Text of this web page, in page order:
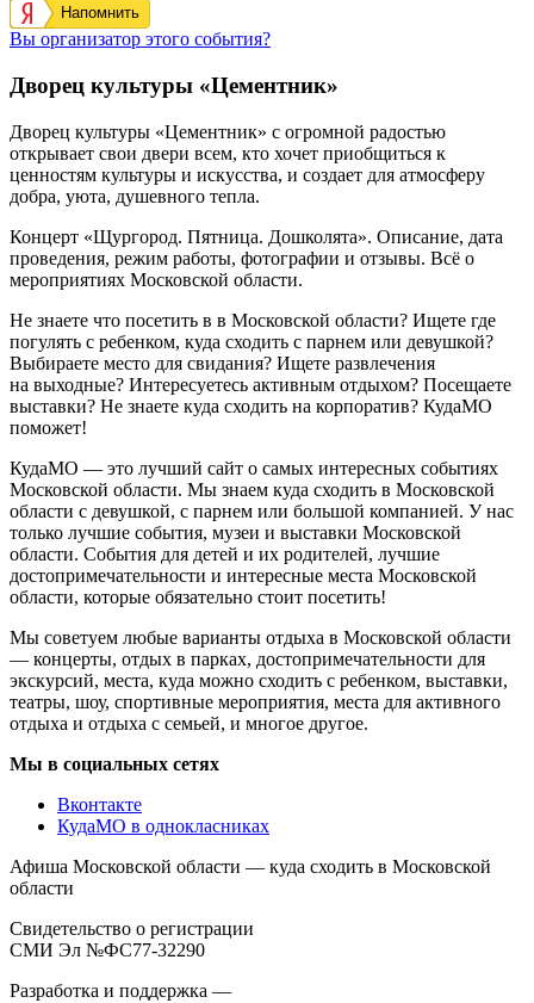
Напомнить
Вы организатор этого события?
Дворец культуры «Цементник»
Дворец культуры «Цементник» с огромной радостью
открывает свои двери всем, кто хочет приобщиться к
ценностям культуры и искусства, и создает для атмосферу
добра, уюта, душевного тепла.
Концерт «Щургород. Пятница. Дошколята». Описание, дата
проведения, режим работы, фотографии и отзывы. Всё о
мероприятиях Московской области.
Не знаете что посетить в в Московской области? Ищете где
погулять с ребенком, куда сходить с парнем или девушкой?
Выбираете место для свидания? Ищете развлечения
на выходные? Интересуетесь активным отдыхом? Посещаете
выставки? Не знаете куда сходить на корпоратив? КудаМО
поможет!
КудаМО — это лучший сайт о самых интересных событиях
Московской области. Мы знаем куда сходить в Московской
области с девушкой, с парнем или большой компанией. У нас
только лучшие события, музеи и выставки Московской
области. События для детей и их родителей, лучшие
достопримечательности и интересные места Московской
области, которые обязательно стоит посетить!
Мы советуем любые варианты отдыха в Московской области
— концерты, отдых в парках, достопримечательности для
экскурсий, места, куда можно сходить с ребенком, выставки,
театры, шоу, спортивные мероприятия, места для активного
отдыха и отдыха с семьей, и многое другое.
Мы в социальных сетях
Вконтакте
КудаМО в однокласниках
Афиша Московской области — куда сходить в Московской
области
Свидетельство о регистрации
СМИ Эл №ФС77-32290
Разработка и поддержка —